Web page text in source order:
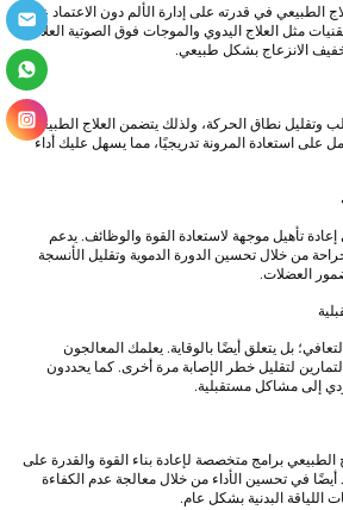
الطبيعي في قدرته على إدارة الألم دون الاعتماد على
مثل العلاج اليدوي والموجات فوق الصوتية العلاجية
الانزعاج بشكل طبيعي.
وتقليل نطاق الحركة، ولذلك يتضمن العلاج الطبيعي
على استعادة المرونة تدريجيًا، مما يسهل عليك أداء
تأهيل موجهة لاستعادة القوة والوظائف. يدعم
من خلال تحسين الدورة الدموية وتقليل الأنسجة
العضلات.
بل يتعلق أيضًا بالوقاية. يعلمك المعالجون
لتقليل خطر الإصابة مرة أخرى. كما يحددون
إلى مشاكل مستقبلية.
الطبيعي برامج متخصصة لإعادة بناء القوة والقدرة على
أيضًا في تحسين الأداء من خلال معالجة عدم الكفاءة
اللياقة البدنية بشكل عام.